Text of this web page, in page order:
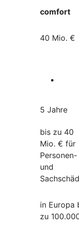
comfort
40 Mio. €
5 Jahre
bis zu 40
Mio. € für
Personen-
und
in Europa
zu